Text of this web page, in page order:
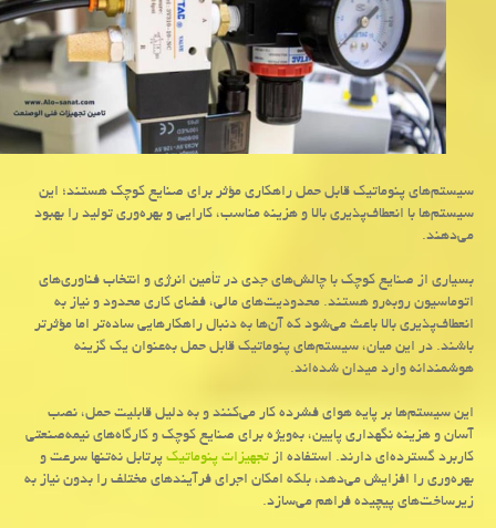
سیستم‌های پنوماتیک قابل حمل راهکاری مؤثر برای صنایع کوچک هستند؛ این
سیستم‌ها با انعطاف‌پذیری بالا و هزینه مناسب، کارایی و بهره‌وری تولید را بهبود
می‌دهند.
بسیاری از صنایع کوچک با چالش‌های جدی در تأمین انرژی و انتخاب فناوری‌های
اتوماسیون روبه‌رو هستند. محدودیت‌های مالی، فضای کاری محدود و نیاز به
انعطاف‌پذیری بالا باعث می‌شود که آن‌ها به دنبال راهکارهایی ساده‌تر اما مؤثرتر
باشند. در این میان، سیستم‌های پنوماتیک قابل حمل به‌عنوان یک گزینه
هوشمندانه وارد میدان شده‌اند.
این سیستم‌ها بر پایه هوای فشرده کار می‌کنند و به دلیل قابلیت حمل، نصب
آسان و هزینه نگهداری پایین، به‌ویژه برای صنایع کوچک و کارگاه‌های نیمه‌صنعتی
کاربرد گسترده‌ای دارند. استفاده ازتجهیزات پنوماتیکپرتابل نه‌تنها سرعت و
بهره‌وری را افزایش می‌دهد، بلکه امکان اجرای فرآیندهای مختلف را بدون نیاز به
زیرساخت‌های پیچیده فراهم می‌سازد.